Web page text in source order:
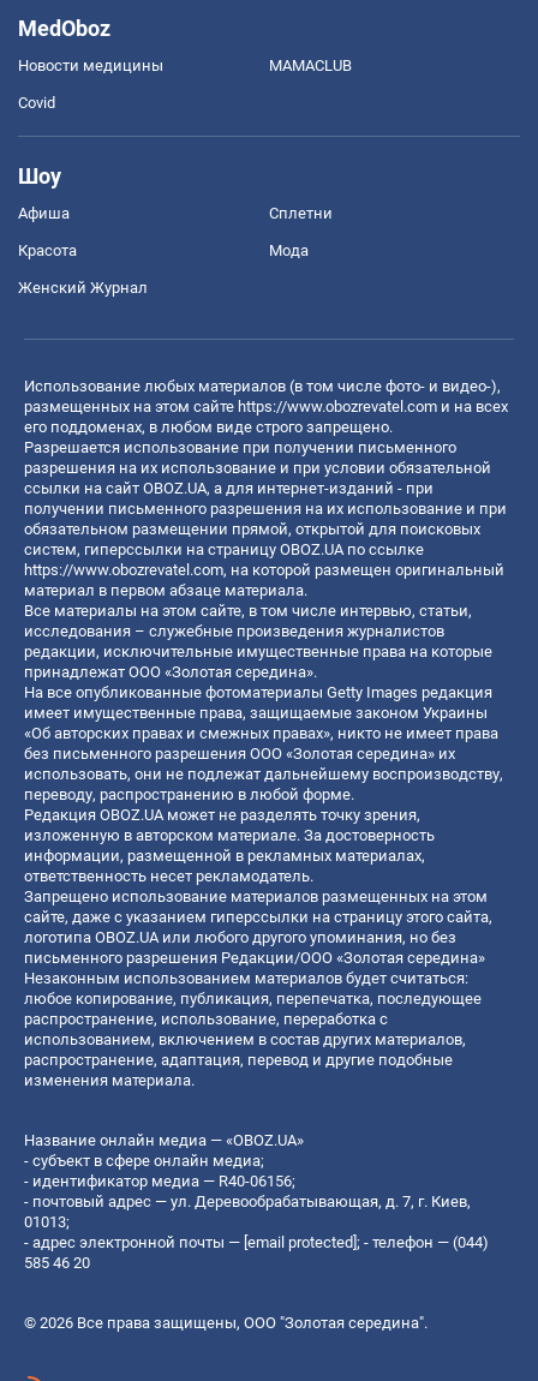
MedOboz
Новости медицины MAMACLUB
Covid
Шоу
Афиша Сплетни
Красота Мода
Женский Журнал
Использование любых материалов (в том числе фото- и видео-),
размещенных на этом сайте https://www.obozrevatel.com и на всех
его поддоменах, в любом виде строго запрещено.
Разрешается использование при получении письменного
разрешения на их использование и при условии обязательной
ссылки на сайт OBOZ.UA, а для интернет-изданий - при
получении письменного разрешения на их использование и при
обязательном размещении прямой, открытой для поисковых
систем, гиперссылки на страницу OBOZ.UA по ссылке
https://www.obozrevatel.com, на которой размещен оригинальный
материал в первом абзаце материала.
Все материалы на этом сайте, в том числе интервью, статьи,
исследования – служебные произведения журналистов
редакции, исключительные имущественные права на которые
принадлежат ООО «Золотая середина».
На все опубликованные фотоматериалы Getty Images редакция
имеет имущественные права, защищаемые законом Украины
«Об авторских правах и смежных правах», никто не имеет права
без письменного разрешения ООО «Золотая середина» их
использовать, они не подлежат дальнейшему воспроизводству,
переводу, распространению в любой форме.
Редакция OBOZ.UA может не разделять точку зрения,
изложенную в авторском материале. За достоверность
информации, размещенной в рекламных материалах,
ответственность несет рекламодатель.
Запрещено использование материалов размещенных на этом
сайте, даже с указанием гиперссылки на страницу этого сайта,
логотипа OBOZ.UA или любого другого упоминания, но без
письменного разрешения Редакции/ООО «Золотая середина»
Незаконным использованием материалов будет считаться:
любое копирование, публикация, перепечатка, последующее
распространение, использование, переработка с
использованием, включением в состав других материалов,
распространение, адаптация, перевод и другие подобные
изменения материала.
Название онлайн медиа — «OBOZ.UA»
- субъект в сфере онлайн медиа;
- идентификатор медиа — R40-06156;
- почтовый адрес — ул. Деревообрабатывающая, д. 7, г. Киев,
01013;
- адрес электронной почты — [email protected]; - телефон — (044)
585 46 20
© 2026 Все права защищены, ООО "Золотая середина".